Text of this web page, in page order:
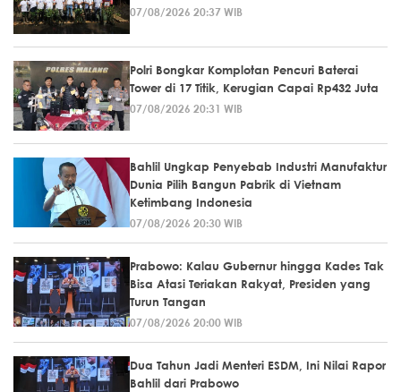
07/08/2026 20:37 WIB
Polri Bongkar Komplotan Pencuri Baterai
Tower di 17 Titik, Kerugian Capai Rp432 Juta
07/08/2026 20:31 WIB
Bahlil Ungkap Penyebab Industri Manufaktur
Dunia Pilih Bangun Pabrik di Vietnam
Ketimbang Indonesia
07/08/2026 20:30 WIB
Prabowo: Kalau Gubernur hingga Kades Tak
Bisa Atasi Teriakan Rakyat, Presiden yang
Turun Tangan
07/08/2026 20:00 WIB
Dua Tahun Jadi Menteri ESDM, Ini Nilai Rapor
Bahlil dari Prabowo